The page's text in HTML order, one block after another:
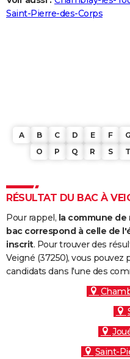
Destinations
City break
Voyage nature
Voyage de noces
Forum
Climat
+
PHOTO
Dictionnaire
Biographies
Citations
Expressions
Proverbes
PROGRAMME TV
S'inscrire
Se connecter
Lycées
Collèges
Primaires
Universités
Entreprises
Service militaire
Avis de recherche
AVIS DE DÉCÈS
FORUM
Bricolage
Lifestyle
Culture
Sport
Auto
Television
Voyage
Cinema
Saint-Pierre-des-Corps
A B C D E F G
O
P Q R S T
RÉSULTAT DU BAC À
Pour rappel, la commune
bac correspond à celle de
inscrit. Pour trouver des
Veigné (37250), vous
candidats dans l'une des
Saint-